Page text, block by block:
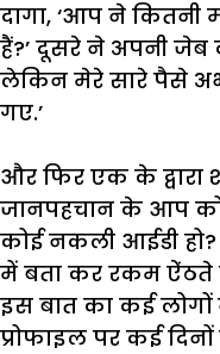
दागा, ‘आप ने कितनी
हैं?’ दूसरे ने अपनी जेब
लेकिन मेरे सारे पैसे
गए.’
और फिर एक के द्वारा
जानपहचान के आप
कोई नकली आईडी हो?
में बता कर रकम ऐंठते
इस बात का कई लोगों
प्रोफाइल पर कई दिनों